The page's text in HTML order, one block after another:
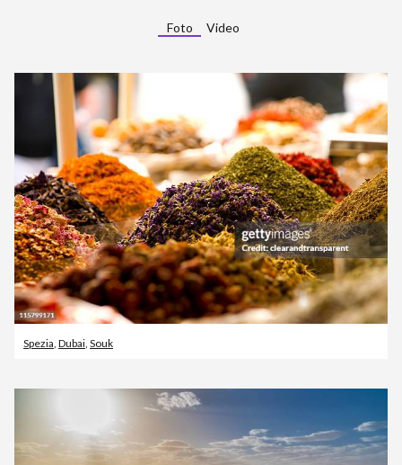
Foto Video
Spezia Dubai Souk